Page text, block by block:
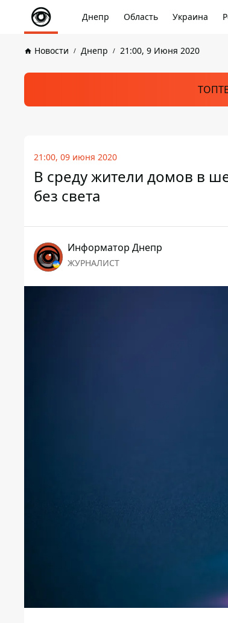
Днепр Область Украина
Новости Днепр 21:00, 9 Июня 2020
21:00, 09 июня 2020
В среду жители домов в
без света
Информатор Днепр
ЖУРНАЛИСТ